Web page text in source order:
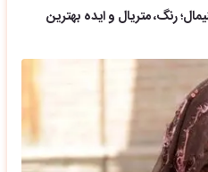
رنگ، متریال و ایده بهترین